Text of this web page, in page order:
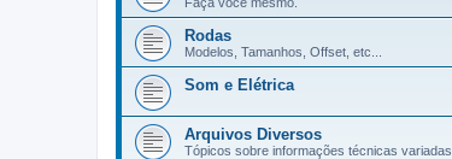
Rodas
Modelos, Tamanhos, Offset, etc...
Som e Elétrica
Arquivos Diversos
Tópicos sobre informações técnicas variadas.